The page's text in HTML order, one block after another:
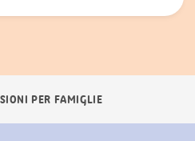
PER FAMIGLIE